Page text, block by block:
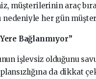
müşterilerinin araç
nedeniyle her gün
Bağlanmıyor”
işlevsiz olduğunu
da dikkat